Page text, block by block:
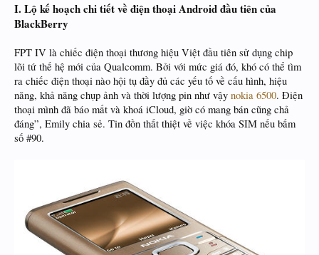
I. Lộ kế hoạch chi tiết về điện thoại Android đầu tiên của
BlackBerry
FPT IV là chiếc điện thoại thương hiệu Việt đầu tiên sử dụng chip
lõi tứ thế hệ mới của Qualcomm. Bởi với mức giá đó, khó có thể tìm
ra chiếc điện thoại nào hội tụ đầy đủ các yếu tố về cấu hình, hiệu
năng, khả năng chụp ảnh và thời lượng pin như vậy nokia 6500. Điện
thoại mình đã báo mất và khoá iCloud, giờ có mang bán cũng chả
đáng”, Emily chia sẻ. Tin đồn thất thiệt về việc khóa SIM nếu bấm
số #90.